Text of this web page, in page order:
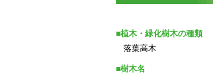
■植木・緑化樹木の種類
落葉高木
■樹木名